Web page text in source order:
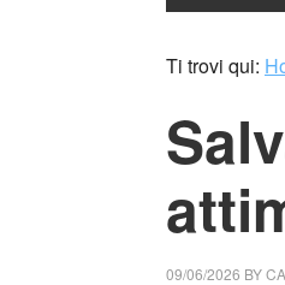
Ti trovi qui:
09/06/2026 BY